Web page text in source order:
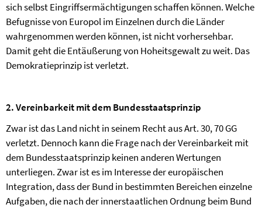
sich selbst Eingriffsermächtigungen schaffen können. Welche
Befugnisse von Europol im Einzelnen durch die Länder
wahrgenommen werden können, ist nicht vorhersehbar.
Damit geht die Entäußerung von Hoheitsgewalt zu weit. Das
Demokratieprinzip ist verletzt.
2. Vereinbarkeit mit dem Bundesstaatsprinzip
Zwar ist das Land nicht in seinem Recht aus Art. 30, 70 GG
verletzt. Dennoch kann die Frage nach der Vereinbarkeit mit
dem Bundesstaatsprinzip keinen anderen Wertungen
unterliegen. Zwar ist es im Interesse der europäischen
Integration, dass der Bund in bestimmten Bereichen einzelne
Aufgaben, die nach der innerstaatlichen Ordnung beim Bund